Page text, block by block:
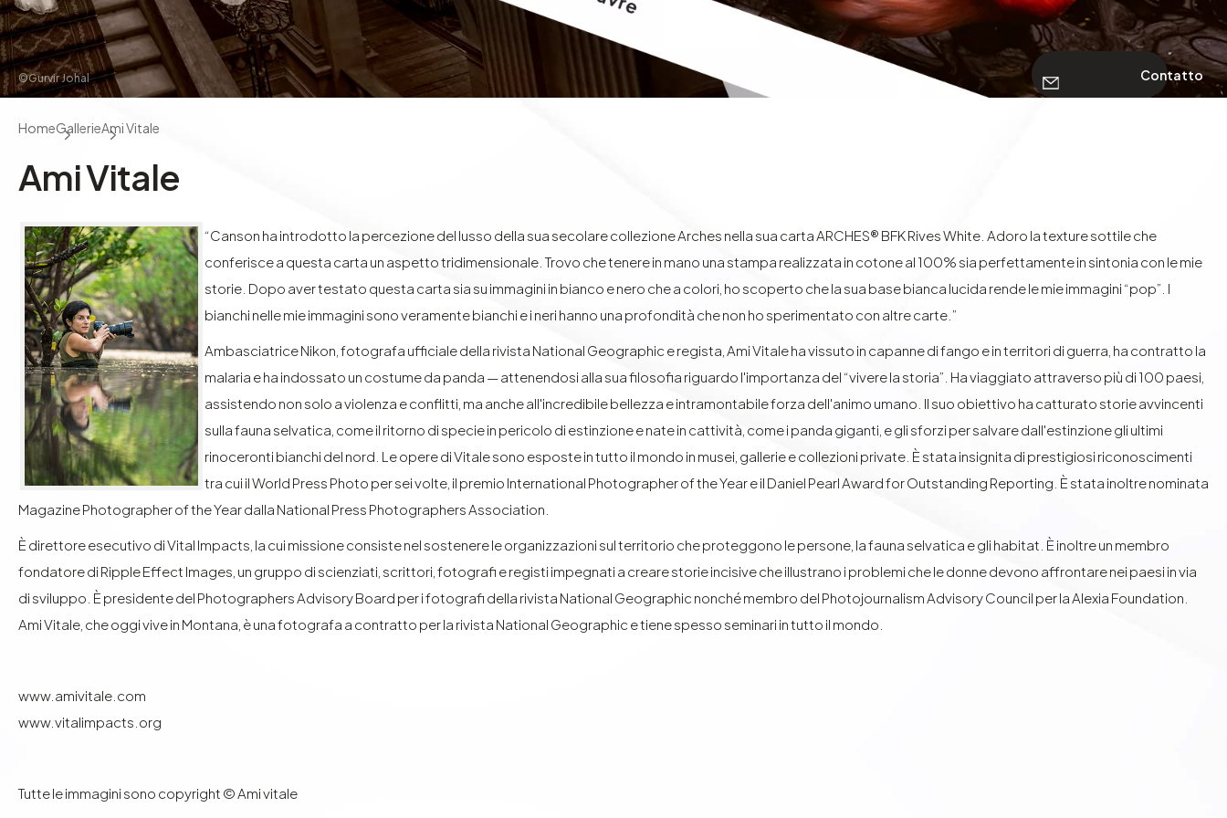
©Gurvir Johal
HomeGallerieAmi Vitale
Ami Vitale
“Canson ha introdotto la percezione del lusso della sua secolare collezione Arches nella sua carta ARCHES® BFK Rives White. Adoro la texture sottile che
conferisce a questa carta un aspetto tridimensionale. Trovo che tenere in mano una stampa realizzata in cotone al 100% sia perfettamente in sintonia con le mie
storie. Dopo aver testato questa carta sia su immagini in bianco e nero che a colori, ho scoperto che la sua base bianca lucida rende le mie immagini “pop”. I
bianchi nelle mie immagini sono veramente bianchi e i neri hanno una profondità che non ho sperimentato con altre carte.”
Ambasciatrice Nikon, fotografa ufficiale della rivista National Geographic e regista, Ami Vitale ha vissuto in capanne di fango e in territori di guerra, ha contratto la
malaria e ha indossato un costume da panda — attenendosi alla sua filosofia riguardo l'importanza del “vivere la storia”. Ha viaggiato attraverso più di 100 paesi,
assistendo non solo a violenza e conflitti, ma anche all'incredibile bellezza e intramontabile forza dell'animo umano. Il suo obiettivo ha catturato storie avvincenti
sulla fauna selvatica, come il ritorno di specie in pericolo di estinzione e nate in cattività, come i panda giganti, e gli sforzi per salvare dall'estinzione gli ultimi
rinoceronti bianchi del nord. Le opere di Vitale sono esposte in tutto il mondo in musei, gallerie e collezioni private. È stata insignita di prestigiosi riconoscimenti
tra cui il World Press Photo per sei volte, il premio International Photographer of the Year e il Daniel Pearl Award for Outstanding Reporting. È stata inoltre nominata
Magazine Photographer of the Year dalla National Press Photographers Association.
È direttore esecutivo di Vital Impacts, la cui missione consiste nel sostenere le organizzazioni sul territorio che proteggono le persone, la fauna selvatica e gli habitat. È inoltre un membro
fondatore di Ripple Effect Images, un gruppo di scienziati, scrittori, fotografi e registi impegnati a creare storie incisive che illustrano i problemi che le donne devono affrontare nei paesi in via
di sviluppo. È presidente del Photographers Advisory Board per i fotografi della rivista National Geographic nonché membro del Photojournalism Advisory Council per la Alexia Foundation.
Ami Vitale, che oggi vive in Montana, è una fotografa a contratto per la rivista National Geographic e tiene spesso seminari in tutto il mondo.
www.amivitale.com
www.vitalimpacts.org
Tutte le immagini sono copyright © Ami vitale